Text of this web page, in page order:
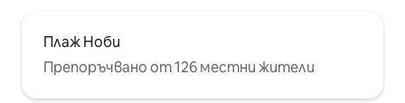
Плаж Ноби
Препоръчвано от 126 местни жители